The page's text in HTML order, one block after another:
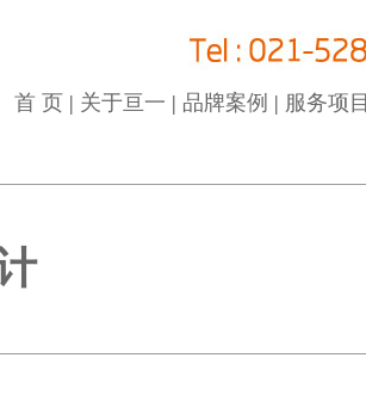
首 页 | 关于亘一 | 品牌案例 | 服务项目